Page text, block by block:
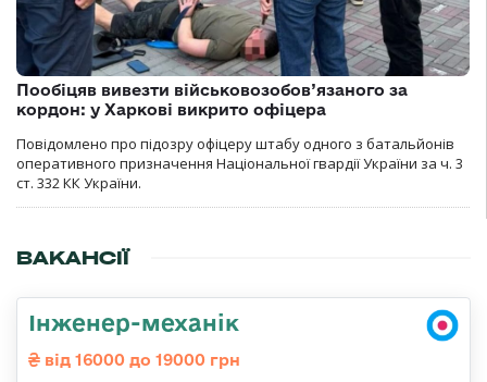
Пообіцяв вивезти військовозобов’язаного за
кордон: у Харкові викрито офіцера
Повідомлено про підозру офіцеру штабу одного з батальйонів
оперативного призначення Національної гвардії України за ч. 3
ст. 332 КК України.
ВАКАНСІЇ
Інженер-механік
від 16000 до 19000 грн